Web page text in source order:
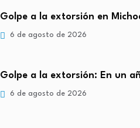
Golpe a la extorsión en
6 de agosto de 2026
Golpe a la extorsión: En un
6 de agosto de 2026